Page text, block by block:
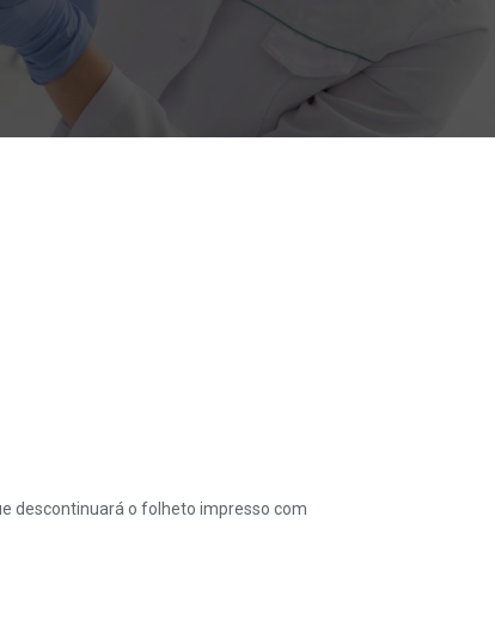
descontinuará o folheto impresso com